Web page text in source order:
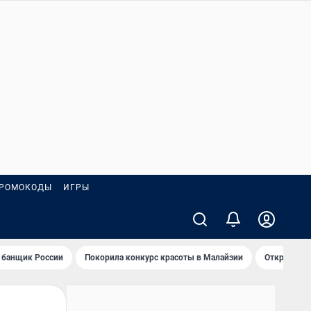
ИГРЫ
России Покорила конкурс красоты в Малайзии Открыл